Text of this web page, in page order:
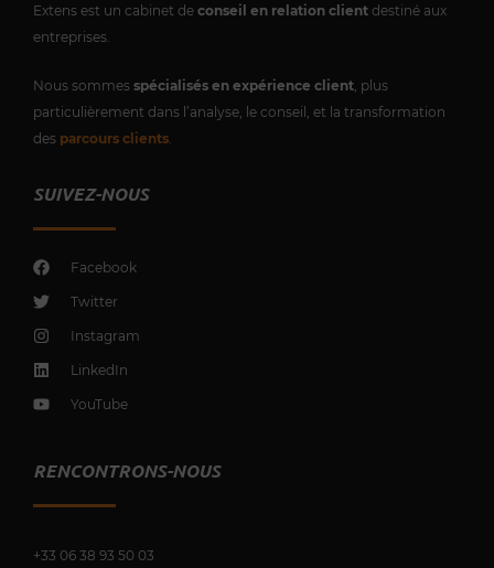
Extens est un cabinet de conseil en relation client destiné aux
entreprises.
Nous sommes spécialisés en expérience client , plus
particulièrement dans l’analyse, le conseil, et la transformation
des parcours clients
SUIVEZ-NOUS
Facebook
Twitter
Instagram
LinkedIn
YouTube
RENCONTRONS-NOUS
+33 06 38 93 50 03